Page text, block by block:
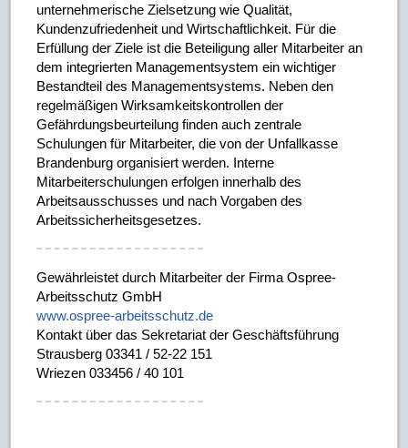
unternehmerische Zielsetzung wie Qualität,
Kundenzufriedenheit und Wirtschaftlichkeit. Für die
Erfüllung der Ziele ist die Beteiligung aller Mitarbeiter an
dem integrierten Managementsystem ein wichtiger
Bestandteil des Managementsystems. Neben den
regelmäßigen Wirksamkeitskontrollen der
Gefährdungsbeurteilung finden auch zentrale
Schulungen für Mitarbeiter, die von der Unfallkasse
Brandenburg organisiert werden. Interne
Mitarbeiterschulungen erfolgen innerhalb des
Arbeitsausschusses und nach Vorgaben des
Arbeitssicherheitsgesetzes.
Gewährleistet durch Mitarbeiter der Firma Ospree-
Arbeitsschutz GmbH
www.ospree-arbeitsschutz.de
Kontakt über das Sekretariat der Geschäftsführung
Strausberg 03341 / 52-22 151
Wriezen 033456 / 40 101